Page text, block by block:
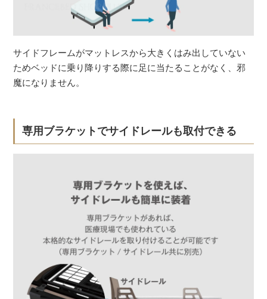
サイドフレームがマットレスから大きくはみ出していない
ためベッドに乗り降りする際に足に当たることがなく、邪
魔になりません。
専用ブラケットでサイドレールも取付できる